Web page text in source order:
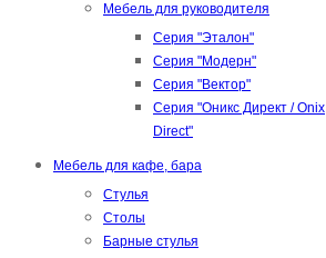
Мебель для руководителя
Серия "Эталон"
Серия "Модерн"
Серия "Вектор"
Серия "Оникс Директ / Onix
Direct"
Мебель для кафе, бара
Стулья
Столы
Барные стулья